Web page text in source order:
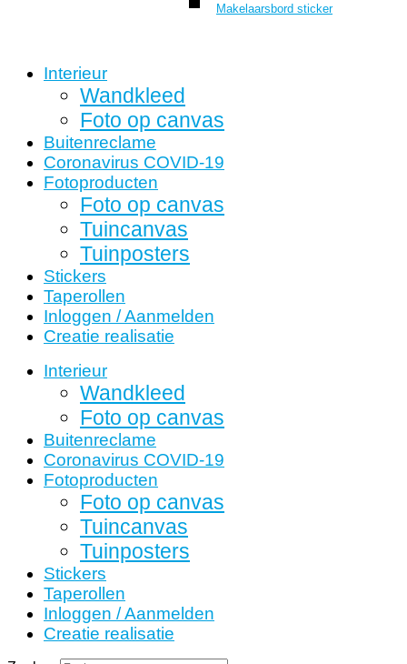
Makelaarsbord sticker
Interieur
Wandkleed
Foto op canvas
Buitenreclame
Coronavirus COVID-19
Fotoproducten
Foto op canvas
Tuincanvas
Tuinposters
Stickers
Taperollen
Inloggen / Aanmelden
Creatie realisatie
Interieur
Wandkleed
Foto op canvas
Buitenreclame
Coronavirus COVID-19
Fotoproducten
Foto op canvas
Tuincanvas
Tuinposters
Stickers
Taperollen
Inloggen / Aanmelden
Creatie realisatie